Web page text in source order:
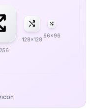
128x128
96x96